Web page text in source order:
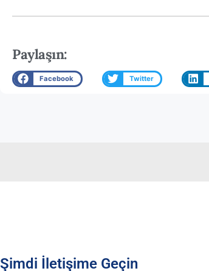
Paylaşın:
Facebook Twitter
Şimdi İletişime Geçin